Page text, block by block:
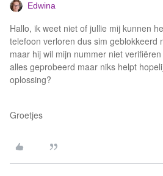
Edwina
Hallo, ik weet niet of jullie mij kunnen
telefoon verloren dus sim geblokkeerd
maar hij wil mijn nummer niet
alles geprobeerd maar niks helpt
oplossing?
Groetjes